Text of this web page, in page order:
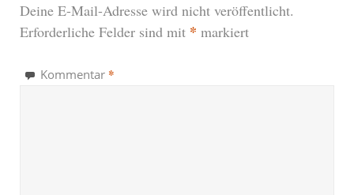
Deine E-Mail-Adresse wird nicht veröffentlicht.
Erforderliche Felder sind mit * markiert
Kommentar *